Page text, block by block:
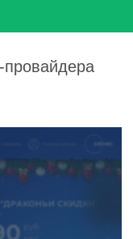
провайдера